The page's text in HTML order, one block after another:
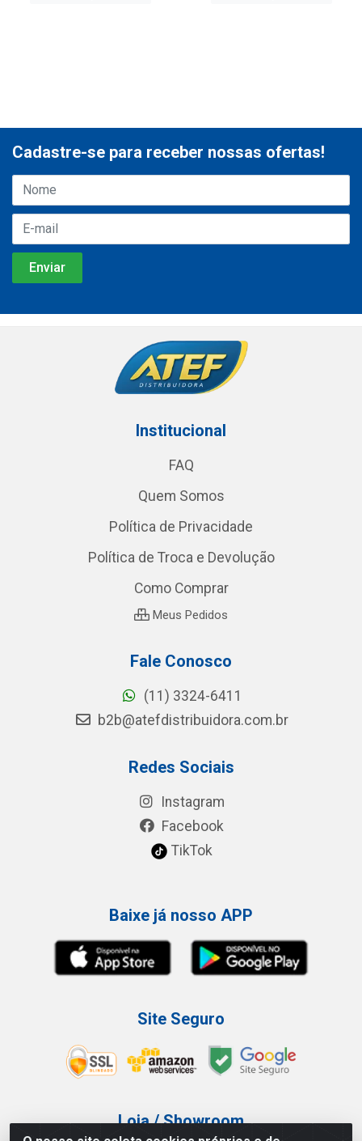
Cadastre-se para receber nossas ofertas!
Institucional
FAQ
Quem Somos
Política de Privacidade
Política de Troca e Devolução
Como Comprar
Meus Pedidos
Fale Conosco
(11) 3324-6411
b2b@atefdistribuidora.com.br
Redes Sociais
Instagram
Facebook
TikTok
Baixe já nosso APP
Site Seguro
Loja / Showroom